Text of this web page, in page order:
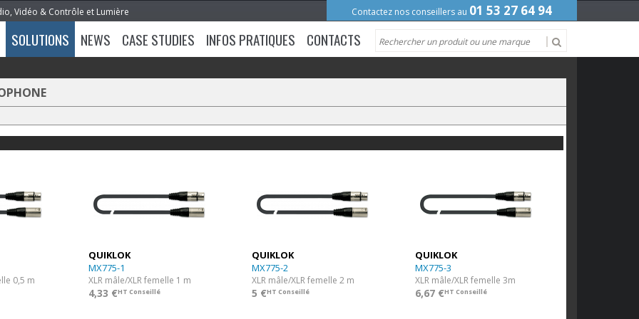
Vidéo & Contrôle et Lumière Contactez nos conseillers au 01 53 27 64 94
SOLUTIONS NEWS CASE STUDIES INFOS PRATIQUES CONTACTS
0,5 m
QUIKLOK
MX775-1
XLR mâle/XLR femelle 1 m
4,33 €HT Conseillé
QUIKLOK
MX775-2
XLR mâle/XLR femelle 2 m
5 €HT Conseillé
QUIKLOK
MX775-3
XLR mâle/XLR femelle 3m
6,67 €HT Conseillé